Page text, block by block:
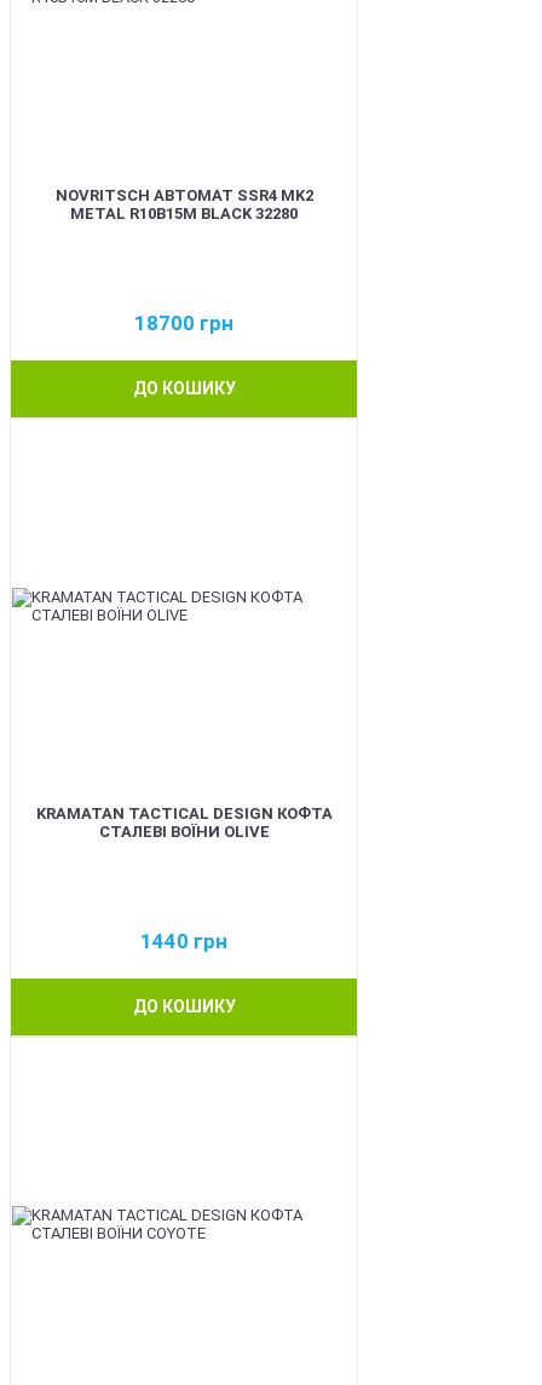
NOVRITSCH АВТОМАТ SSR4 MK2
METAL R10B15M BLACK 32280
18700 грн
ДО КОШИКУ
KRAMATAN TACTICAL DESIGN КОФТА
СТАЛЕВІ ВОЇНИ OLIVE
1440 грн
ДО КОШИКУ